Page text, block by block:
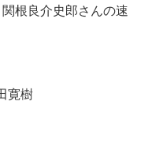
根良介史郎さんの速
寛樹